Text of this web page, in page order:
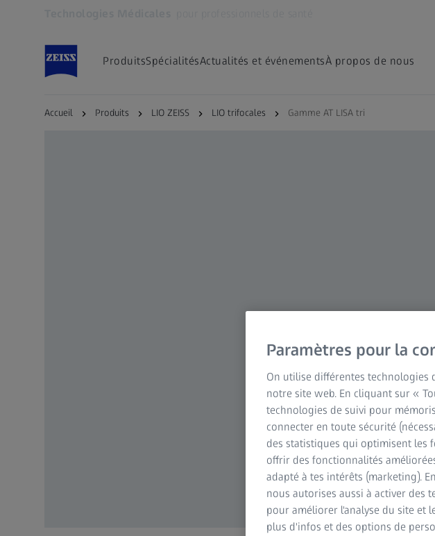
ProduitsSpécialitésActualités et événementsÀ propos de nous
Accueil Produits LIO ZEISS LIO trifocales Gamme AT LISA tri
Paramètres pour la
On utilise différentes
notre site web. En cliquant sur «
technologies de suivi pour
connecter en toute sécurité
des statistiques qui optimisent les
offrir des fonctionnalités
adapté à tes intérêts (marketing).
nous autorises aussi à activer des
pour améliorer l'analyse du site et
plus d'infos et des options de